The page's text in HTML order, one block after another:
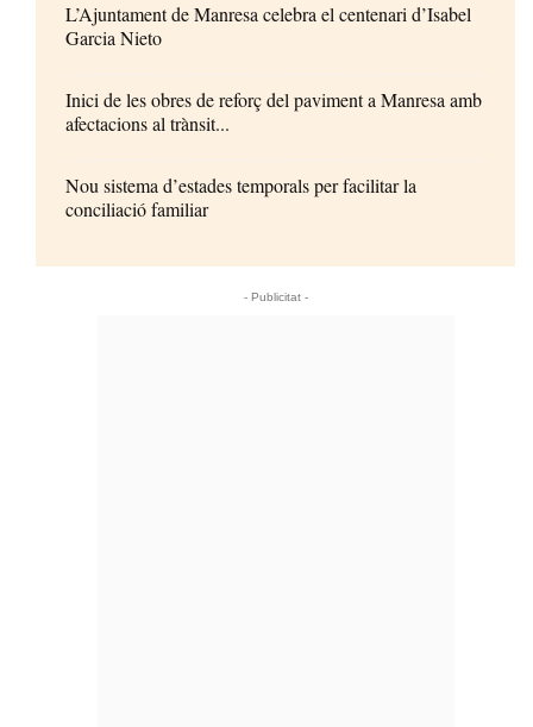
L’Ajuntament de Manresa celebra el centenari d’Isabel
Garcia Nieto
Inici de les obres de reforç del paviment a Manresa amb
afectacions al trànsit...
Nou sistema d’estades temporals per facilitar la
conciliació familiar
- Publicitat -